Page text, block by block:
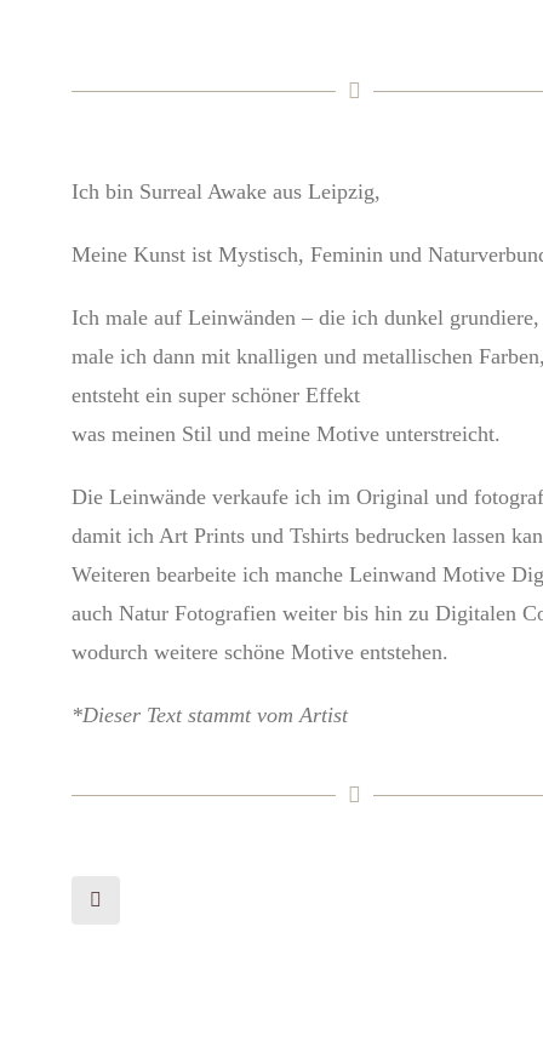
Ich bin Surreal Awake aus Leipzig,
Meine Kunst ist Mystisch, Feminin und
Ich male auf Leinwänden – die ich dunkel
male ich dann mit knalligen und metallischen
entsteht ein super schöner Effekt
was meinen Stil und meine Motive unterstreicht.
Die Leinwände verkaufe ich im Original und
damit ich Art Prints und Tshirts bedrucken lassen
Weiteren bearbeite ich manche Leinwand Motive
auch Natur Fotografien weiter bis hin zu Digitalen
wodurch weitere schöne Motive entstehen.
*Dieser Text stammt vom Artist